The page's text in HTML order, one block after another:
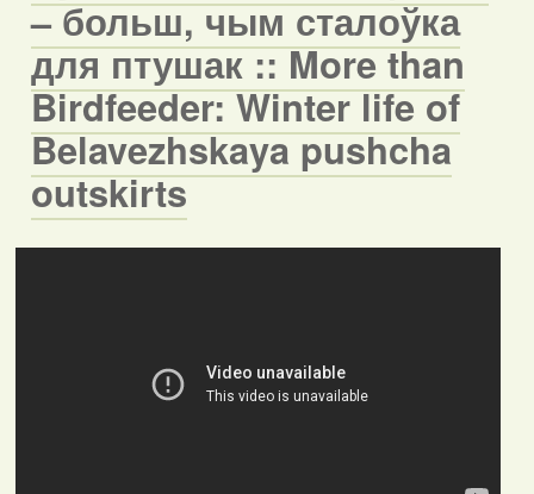
– больш, чым сталоўка
для птушак :: More than
Birdfeeder: Winter life of
Belavezhskaya pushcha
outskirts